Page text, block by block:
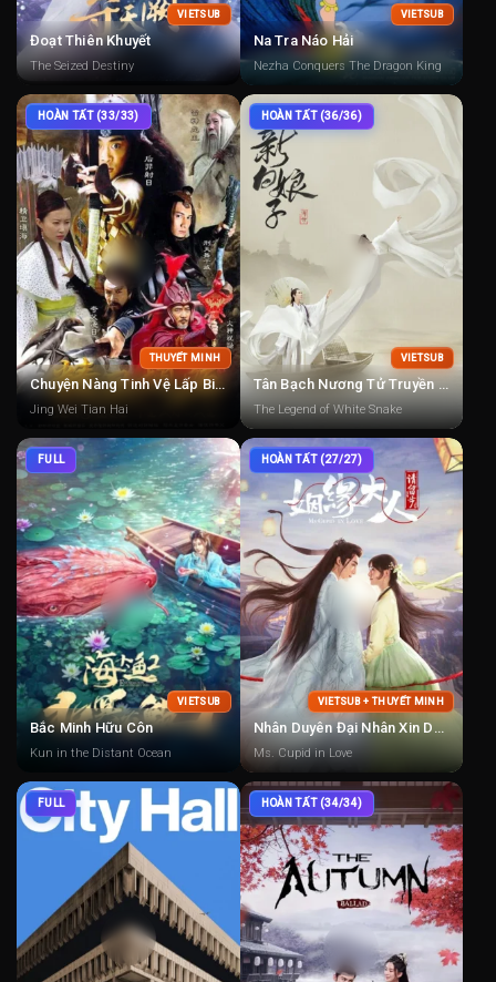
VIETSUB
Đoạt Thiên Khuyết
The Seized Destiny
VIETSUB
Na Tra Náo Hải
Nezha Conquers The Dragon King
HOÀN TẤT (33/33)
THUYẾT MINH
Chuyện Nàng Tinh Vệ Lấp Biển
Jing Wei Tian Hai
HOÀN TẤT (36/36)
VIETSUB
The Legend of White Snake
FULL
VIETSUB
Bắc Minh Hữu Côn
Kun in the Distant Ocean
HOÀN TẤT (27/27)
VIETSUB + THUYẾT MINH
Nhân Duyên Đại Nhân Xin Dừng Bước
Ms. Cupid in Love
FULL HOÀN TẤT (34/34)